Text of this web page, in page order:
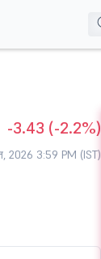
-3.43 (-2.2%)
2026 3:59 PM (IST)